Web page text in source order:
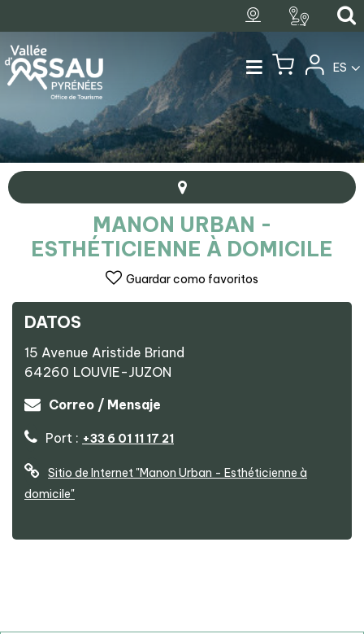
ES
MANON URBAN -
ESTHÉTICIENNE À DOMICILE
Guardar como favoritos
DATOS
15 Avenue Aristide Briand
64260 LOUVIE-JUZON
Correo / Mensaje
Port : +33 6 01 11 17 21
Sitio de Internet "Manon Urban - Esthéticienne à
domicile"
Manon Urban - Esthéticienne à domicile
−